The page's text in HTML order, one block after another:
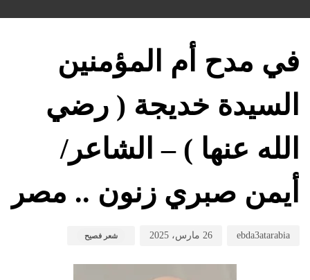
في مدح أم المؤمنين
السيدة خديجة ( رضي
الله عنها ) – الشاعر/
أيمن صبري زنون .. مصر
ebda3atarabia 26 مارس، 2025 شعر فصيح